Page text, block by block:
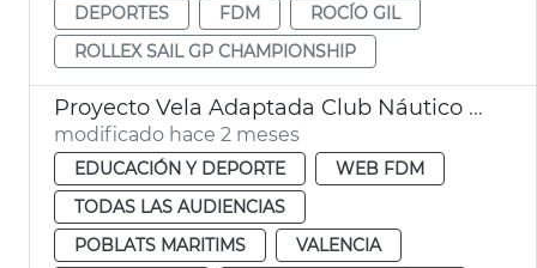
DEPORTES
FDM
ROCÍO GIL
ROLLEX SAIL GP CHAMPIONSHIP
Proyecto Vela Adaptada Club Náutico València
modificado hace 2 meses
EDUCACIÓN Y DEPORTE
WEB FDM
TODAS LAS AUDIENCIAS
POBLATS MARITIMS
VALENCIA